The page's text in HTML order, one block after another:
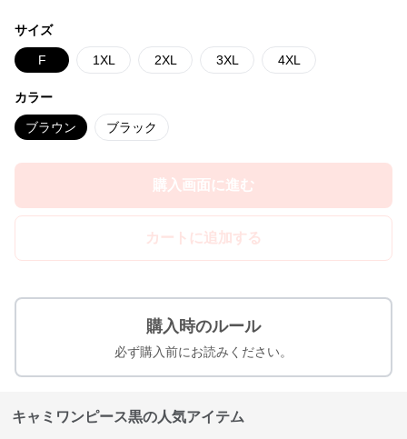
サイズ
F 1XL 2XL 3XL 4XL
カラー
ブラウン ブラック
購入画面に進む
カートに追加する
購入時のルール
必ず購入前にお読みください。
キャミワンピース黒の人気アイテム